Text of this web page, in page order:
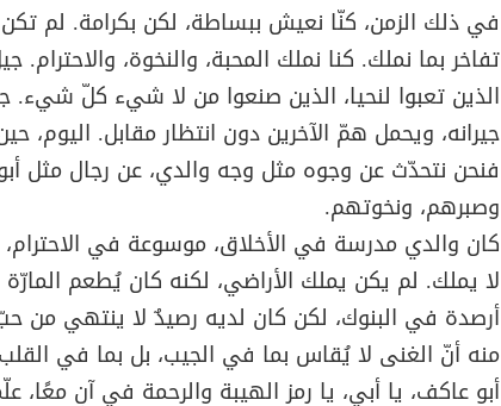
في ذلك الزمن، كنّا نعيش ببساطة، لكن بكرامة. لم
تفاخر بما نملك. كنا نملك المحبة، والنخوة، والاحترام.
الذين تعبوا لنحيا، الذين صنعوا من لا شيء كلّ شيء.
جيرانه، ويحمل همّ الآخرين دون انتظار مقابل. اليوم،
فنحن نتحدّث عن وجوه مثل وجه والدي، عن رجال مثل
وصبرهم، ونخوتهم.
كان والدي مدرسة في الأخلاق، موسوعة في الاحترام،
لا يملك. لم يكن يملك الأراضي، لكنه كان يُطعم
أرصدة في البنوك، لكن كان لديه رصيدٌ لا ينتهي من
منه أنّ الغنى لا يُقاس بما في الجيب، بل بما في
أبو عاكف، يا أبي، يا رمز الهيبة والرحمة في آنٍ معًا،